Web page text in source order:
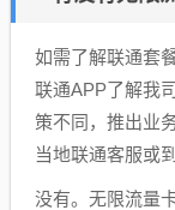
如需了解联通套
联通APP了解我
策不同，推出业
当地联通客服或
没有。无限流量